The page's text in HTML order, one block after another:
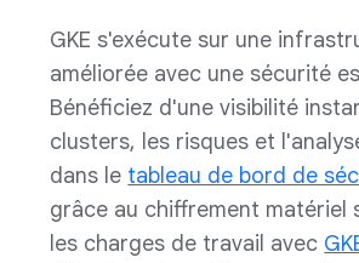
GKE s'exécute sur une
améliorée avec une sécurité
Bénéficiez d'une visibilité
clusters, les risques et
dans le tableau de bord de
grâce au chiffrement matériel
les charges de travail avec